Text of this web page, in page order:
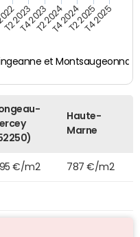
et
T2 2023T4 2023T2 2024T4 2024T2 2025T4 2025
Haute-
Marne
€/m2 787 €/m2